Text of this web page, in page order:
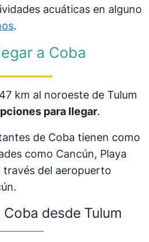
acuáticas en alguno
.
a Coba
km al noroeste de Tulum
para llegar.
de Coba tienen como
como Cancún, Playa
través del aeropuerto
desde Tulum